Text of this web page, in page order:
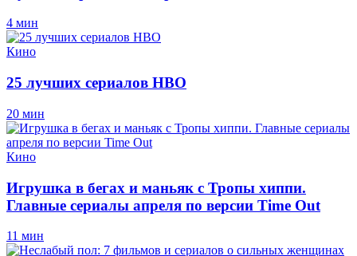
4 мин
Кино
25 лучших сериалов HBO
20 мин
Кино
Игрушка в бегах и маньяк с Тропы хиппи.
Главные сериалы апреля по версии Time Out
11 мин